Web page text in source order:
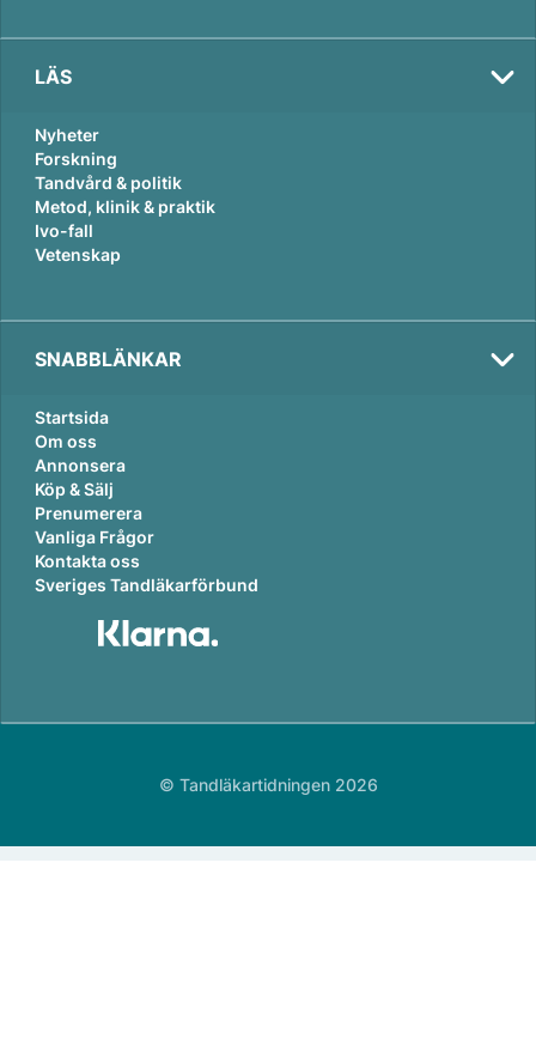
LÄS
Nyheter
Forskning
Tandvård & politik
Metod, klinik & praktik
Ivo-fall
Vetenskap
SNABBLÄNKAR
Startsida
Om oss
Annonsera
Köp & Sälj
Prenumerera
Vanliga Frågor
Kontakta oss
Sveriges Tandläkarförbund
© Tandläkartidningen 2026